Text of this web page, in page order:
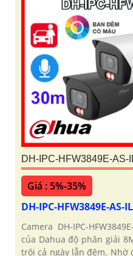
DH-IPC-HFW3849E-AS-
Giá : 5%-35%
DH-IPC-HFW3849E-AS-IL
Camera DH-IPC-
của Dahua độ phân giải
trội cả ngày lẫn đêm.